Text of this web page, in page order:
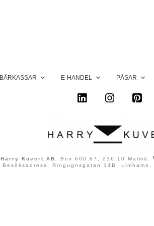
BÄRKASSAR E-HANDEL PÅSAR
Harry Kuvert AB. Box 600 67, 216 10 Malmö.
Besöksadress: Ringugnsgatan 14B, Limhamn.